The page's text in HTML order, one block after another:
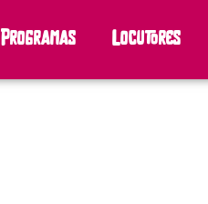
Programas Locutores